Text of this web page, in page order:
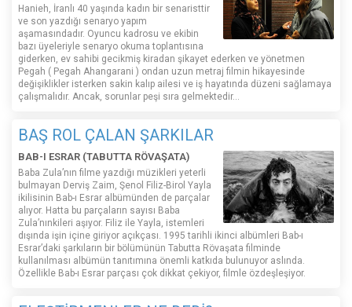
Hanieh, İranlı 40 yaşında kadın bir senaristtir
ve son yazdığı senaryo yapım
aşamasındadır. Oyuncu kadrosu ve ekibin
bazı üyeleriyle senaryo okuma toplantısına
giderken, ev sahibi gecikmiş kiradan şikayet ederken ve yönetmen
Pegah ( Pegah Ahangarani ) ondan uzun metraj filmin hikayesinde
değişiklikler isterken sakin kalıp ailesi ve iş hayatında düzeni sağlamaya
çalışmalıdır. Ancak, sorunlar peşi sıra gelmektedir...
BAŞ ROL ÇALAN ŞARKILAR
BAB-I ESRAR (TABUTTA RÖVAŞATA)
Baba Zula’nın filme yazdığı müzikleri yeterli
bulmayan Derviş Zaim, Şenol Filiz-Birol Yayla
ikilisinin Bab-ı Esrar albümünden de parçalar
alıyor. Hatta bu parçaların sayısı Baba
Zula’nınkileri aşıyor. Filiz ile Yayla, istemleri
dışında işin içine giriyor açıkçası. 1995 tarihli ikinci albümleri Bab-ı
Esrar’daki şarkıların bir bölümünün Tabutta Rövaşata filminde
kullanılması albümün tanıtımına önemli katkıda bulunuyor aslında.
Özellikle Bab-ı Esrar parçası çok dikkat çekiyor, filmle özdeşleşiyor.